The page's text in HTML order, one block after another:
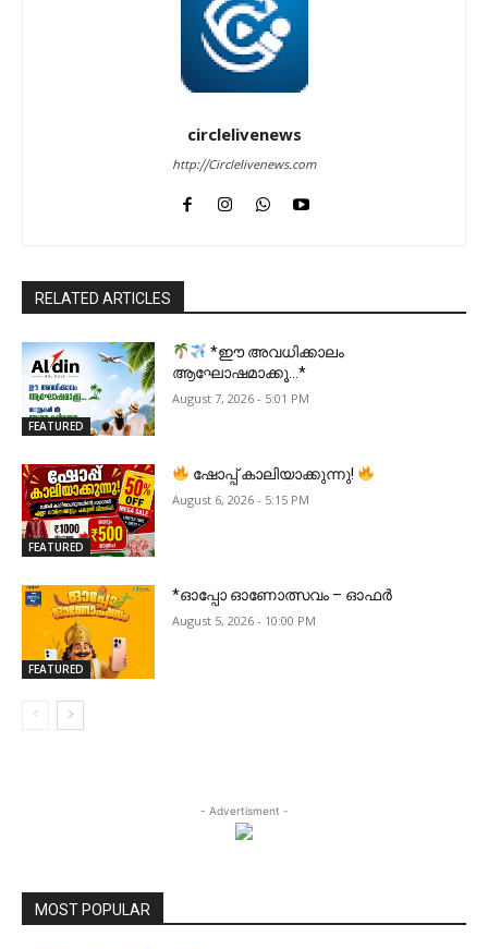
circlelivenews
http://Circlelivenews.com
RELATED ARTICLES
FEATURED
*ഈ അവധിക്കാലം
ആഘോഷമാക്കൂ…*
August 7, 2026 - 5:01 PM
FEATURED
ഷോപ്പ് കാലിയാക്കുന്നു!
August 6, 2026 - 5:15 PM
FEATURED
*ഓപ്പോ ഓണോത്സവം – ഓഫർ
August 5, 2026 - 10:00 PM
- Advertisment -
MOST POPULAR